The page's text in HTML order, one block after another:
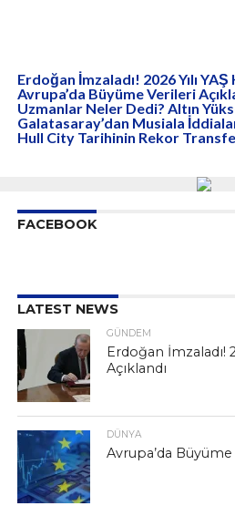
Erdoğan İmzaladı! 2026 Yılı YAŞ
Avrupa’da Büyüme Verileri
Uzmanlar Neler Dedi? Altın
Galatasaray’dan Musiala
Hull City Tarihinin Rekor
FACEBOOK
LATEST NEWS
GÜNDEM
Erdoğan İmzaladı!
Açıklandı
DÜNYA
Avrupa’da Büyüme